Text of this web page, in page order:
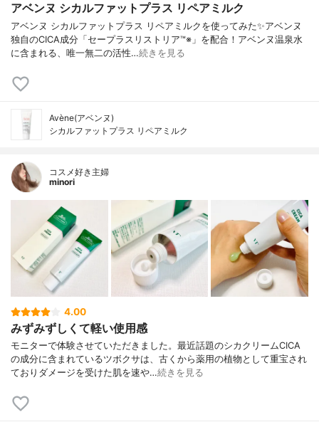
アベンヌ シカルファットプラス リペアミルク
アベンヌ シカルファットプラス リペアミルクを使ってみた✨アベンヌ
独自のCICA成分「セープラスリストリア™※」を配合！アベンヌ温泉水
に含まれる、唯一無二の活性…続きを見る
Avène(アベンヌ)
シカルファットプラス リペアミルク
コスメ好き主婦
minori
4.00
みずみずしくて軽い使用感
モニターで体験させていただきました。最近話題のシカクリームCICA
の成分に含まれているツボクサは、古くから薬用の植物として重宝され
ておりダメージを受けた肌を速や…続きを見る